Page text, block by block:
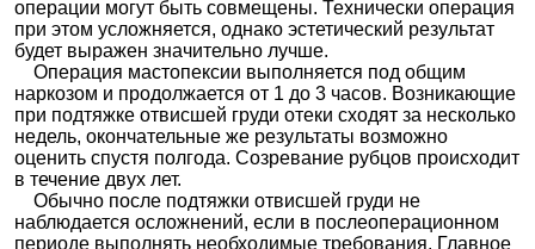
операции могут быть совмещены. Технически операция
при этом усложняется, однако эстетический результат
будет выражен значительно лучше.
Операция мастопексии выполняется под общим
наркозом и продолжается от 1 до 3 часов. Возникающие
при подтяжке отвисшей груди отеки сходят за несколько
недель, окончательные же результаты возможно
оценить спустя полгода. Созревание рубцов происходит
в течение двух лет.
Обычно после подтяжки отвисшей груди не
наблюдается осложнений, если в послеоперационном
периоде выполнять необходимые требования. Главное